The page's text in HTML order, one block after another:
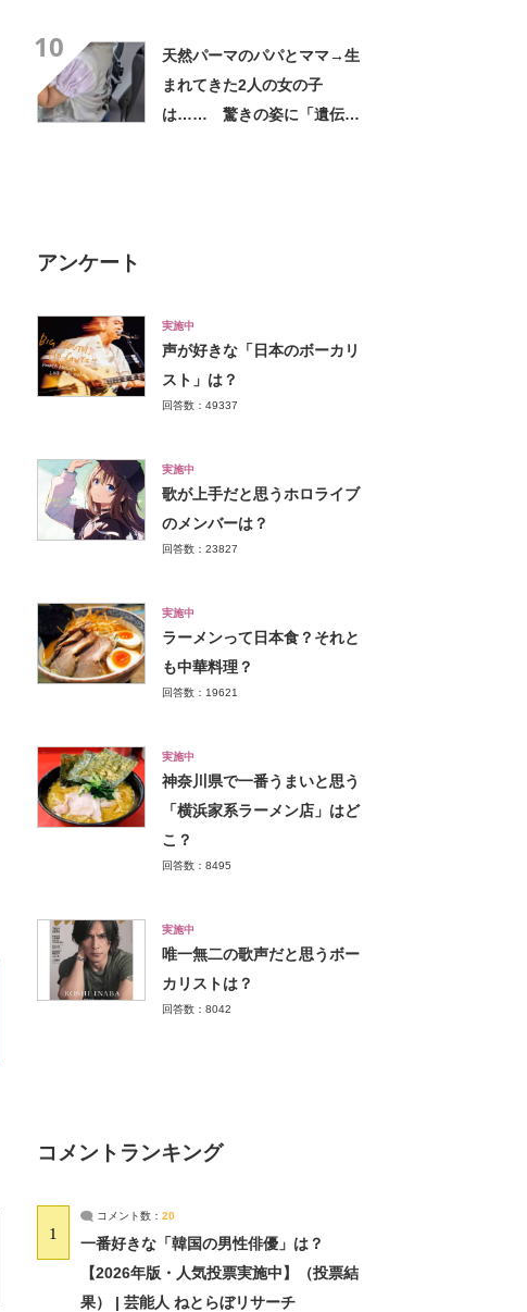
10
天然パーマのパパとママ→生
まれてきた2人の女の子
は…… 驚きの姿に「遺伝っ
アンケート
実施中
声が好きな「日本のボーカリ
スト」は？
回答数：49337
実施中
歌が上手だと思うホロライブ
のメンバーは？
回答数：23827
実施中
ラーメンって日本食？それと
も中華料理？
回答数：19621
実施中
神奈川県で一番うまいと思う
「横浜家系ラーメン店」はど
こ？
回答数：8495
実施中
唯一無二の歌声だと思うボー
カリストは？
回答数：8042
コメントランキング
1
コメント数： 20
一番好きな「韓国の男性俳優」は？
【2026年版・人気投票実施中】（投票結
果） | 芸能人 ねとらぼリサーチ